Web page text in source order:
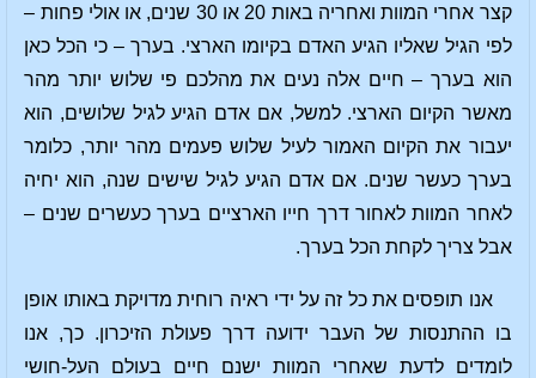
קצר אחרי המוות ואחריה באות 20 או 30 שנים, או אולי פחות –
לפי הגיל שאליו הגיע האדם בקיומו הארצי. בערך – כי הכל כאן
הוא בערך – חיים אלה נעים את מהלכם פי שלוש יותר מהר
מאשר הקיום הארצי. למשל, אם אדם הגיע לגיל שלושים, הוא
יעבור את הקיום האמור לעיל שלוש פעמים מהר יותר, כלומר
בערך כעשר שנים. אם אדם הגיע לגיל שישים שנה, הוא יחיה
לאחר המוות לאחור דרך חייו הארציים בערך כעשרים שנים –
אבל צריך לקחת הכל בערך.
אנו תופסים את כל זה על ידי ראיה רוחית מדויקת באותו אופן
בו ההתנסות של העבר ידועה דרך פעולת הזיכרון. כך, אנו
לומדים לדעת שאחרי המוות ישנם חיים בעולם העל-חושי